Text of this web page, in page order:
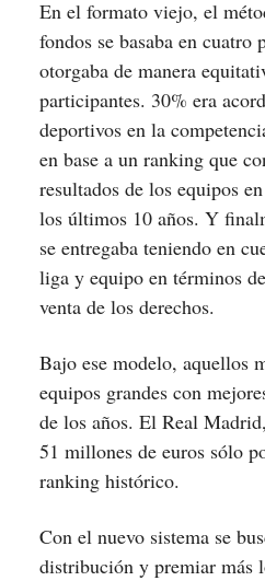
En el formato viejo, el
fondos se basaba en cuatro
otorgaba de manera
participantes. 30% era
deportivos en la
en base a un ranking que
resultados de los equipos
los últimos 10 años. Y
se entregaba teniendo en
liga y equipo en términos
venta de los derechos.
Bajo ese modelo, aquellos
equipos grandes con
de los años. El Real
51 millones de euros sólo
ranking histórico.
Con el nuevo sistema se
distribución y premiar más